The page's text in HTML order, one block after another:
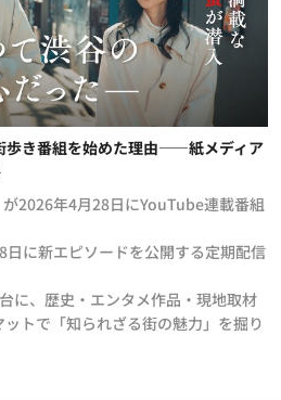
歩き番組を始めた理由——紙メディア
2026年4月28日にYouTube連載番組
日に新エピソードを公開する定期配信
に、歴史・エンタメ作品・現地取材
トで「知られざる街の魅力」を掘り